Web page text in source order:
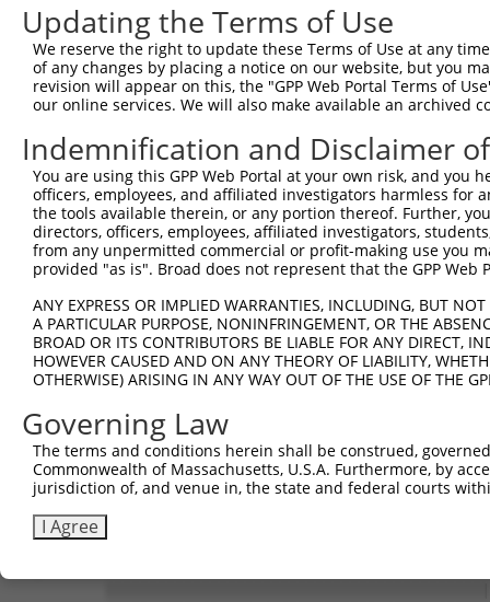
Updating the Terms of Use
We reserve the right to update these Terms of Use at any
of any changes by placing a notice on our website, but you
revision will appear on this, the "GPP Web Portal Terms of
our online services. We will also make available an archived
Indemnification and Disclaimer
You are using this GPP Web Portal at your own risk, and
officers, employees, and affiliated investigators harmless for
the tools available therein, or any portion thereof. Further,
directors, officers, employees, affiliated investigators,
from any unpermitted commercial or profit-making use you
provided "as is". Broad does not represent that the GPP
ANY EXPRESS OR IMPLIED WARRANTIES, INCLUDING, BUT
A PARTICULAR PURPOSE, NONINFRINGEMENT, OR THE
BROAD OR ITS CONTRIBUTORS BE LIABLE FOR ANY DIRECT,
HOWEVER CAUSED AND ON ANY THEORY OF LIABILITY,
OTHERWISE) ARISING IN ANY WAY OUT OF THE USE OF THE
Governing Law
The terms and conditions herein shall be construed,
Commonwealth of Massachusetts, U.S.A. Furthermore, by
jurisdiction of, and venue in, the state and federal courts
I Agree